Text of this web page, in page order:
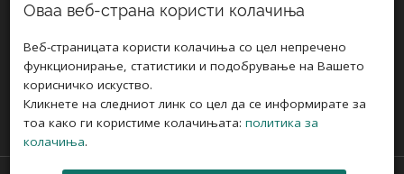
СЛЕДЕТЕ НЀ НА
Оваа веб-страна користи колачиња
Веб-страницата користи колачиња со цел непречено
функционирање, статистики и подобрување на Вашето
корисничко искуство.
Кликнете на следниот линк со цел да се информирате за
тоа како ги користиме колачињата: политика за
колачиња.